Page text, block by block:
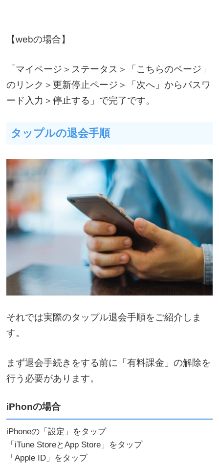
【webの場合】
「マイページ＞ステータス＞「こちらのページ」
のリンク＞更新停止ページ＞「次へ」からパスワ
ード入力＞停止する」で完了です。
タップルの退会手順
それでは実際のタップル退会手順をご紹介しま
す。
まず退会手続きをする前に「有料課金」の解除を
行う必要があります。
iPhonの場合
iPhoneの「設定」をタップ
「iTune StoreとApp Store」をタップ
「Apple ID」をタップ